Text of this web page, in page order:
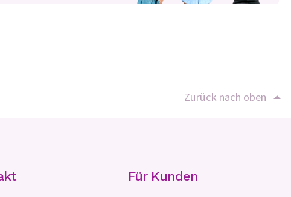
Zurück nach oben
Für Kunden